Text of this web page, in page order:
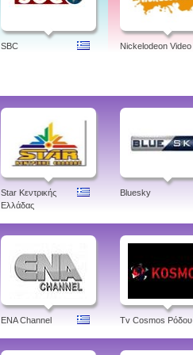
SBC Nickelodeon Video
Star Κεντρικής
Ελλάδας
Bluesky
ENA Channel Tv Cosmos Ρόδου